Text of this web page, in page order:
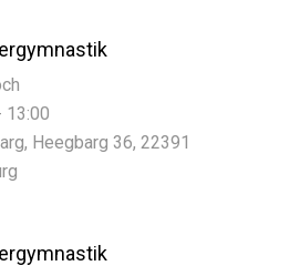
13:00
Heegbarg 36, 22391